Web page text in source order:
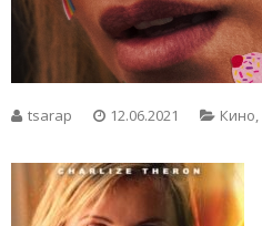
tsarap 12.06.2021 Кино,